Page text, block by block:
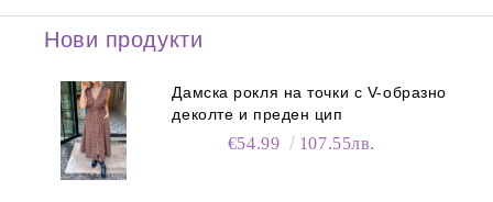
Нови продукти
Дамска рокля на точки с V-образно
деколте и преден цип
€54.99 107.55лв.